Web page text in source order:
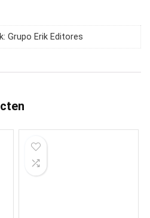
Grupo Erik Editores